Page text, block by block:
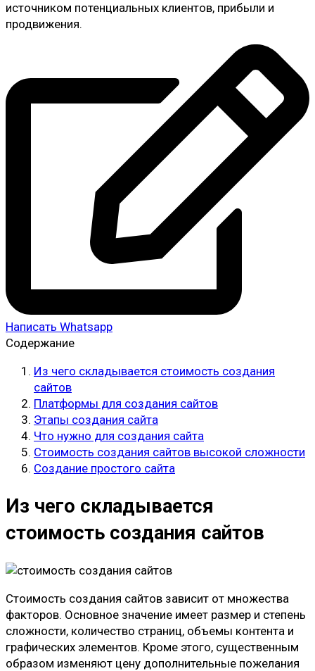
источником потенциальных клиентов, прибыли и
продвижения.
Написать Whatsapp
Содержание
Из чего складывается стоимость создания
сайтов
Платформы для создания сайтов
Этапы создания сайта
Что нужно для создания сайта
Стоимость создания сайтов высокой сложности
Создание простого сайта
Из чего складывается
стоимость создания сайтов
Стоимость создания сайтов зависит от множества
факторов. Основное значение имеет размер и степень
сложности, количество страниц, объемы контента и
графических элементов. Кроме этого, существенным
образом изменяют цену дополнительные пожелания